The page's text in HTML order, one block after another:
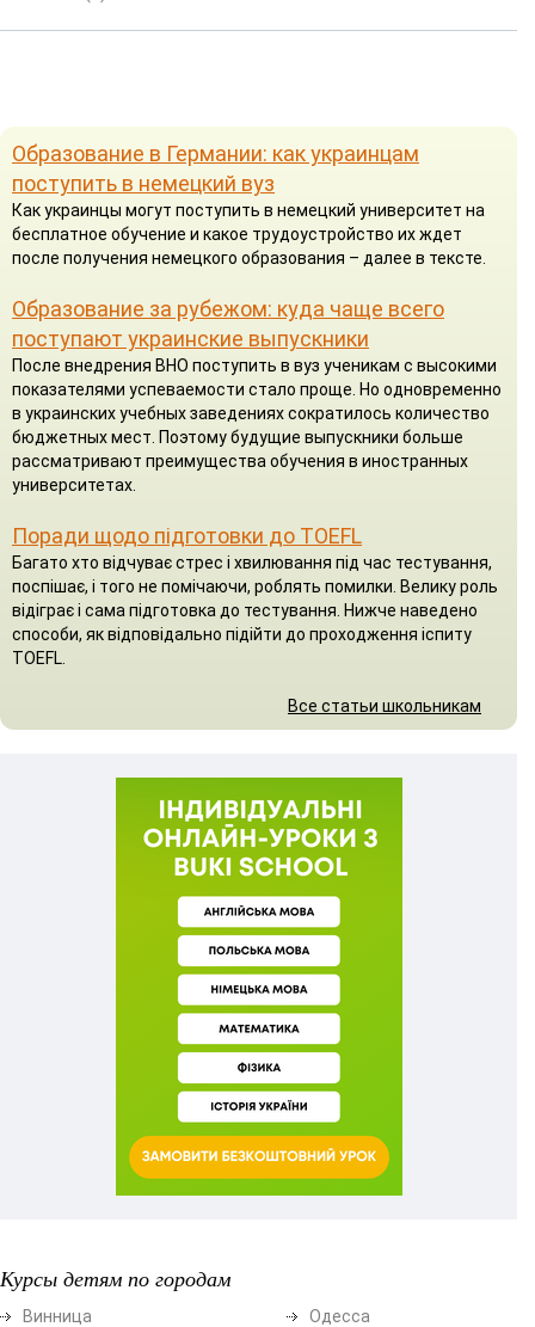
Образование в Германии: как украинцам
поступить в немецкий вуз
Как украинцы могут поступить в немецкий университет на
бесплатное обучение и какое трудоустройство их ждет
после получения немецкого образования – далее в тексте.
Образование за рубежом: куда чаще всего
поступают украинские выпускники
После внедрения ВНО поступить в вуз ученикам с высокими
показателями успеваемости стало проще. Но одновременно
в украинских учебных заведениях сократилось количество
бюджетных мест. Поэтому будущие выпускники больше
рассматривают преимущества обучения в иностранных
университетах.
Поради щодо підготовки до TOEFL
Багато хто відчуває стрес і хвилювання під час тестування,
поспішає, і того не помічаючи, роблять помилки. Велику роль
відіграє і сама підготовка до тестування. Нижче наведено
способи, як відповідально підійти до проходження іспиту
TOEFL.
Все статьи школьникам
Курсы детям по городам
Винница
Одесса